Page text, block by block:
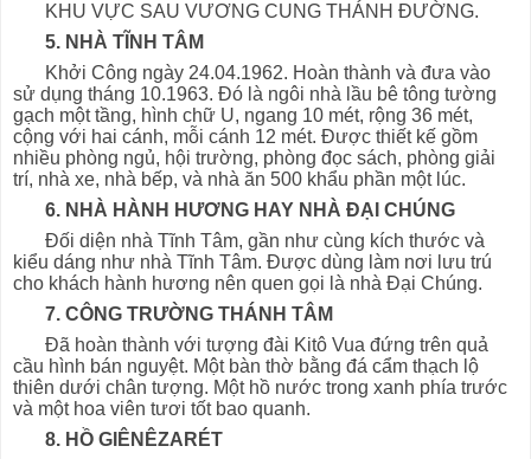
KHU VỰC SAU VƯƠNG CUNG THÁNH ĐƯỜNG.
5. NHÀ TĨNH TÂM
Khởi Công ngày 24.04.1962. Hoàn thành và đưa vào
sử dụng tháng 10.1963. Đó là ngôi nhà lầu bê tông tường
gạch một tầng, hình chữ U, ngang 10 mét, rộng 36 mét,
cộng với hai cánh, mỗi cánh 12 mét. Được thiết kế gồm
nhiều phòng ngủ, hội trường, phòng đọc sách, phòng giải
trí, nhà xe, nhà bếp, và nhà ăn 500 khẩu phần một lúc.
6. NHÀ HÀNH HƯƠNG HAY NHÀ ĐẠI CHÚNG
Đối diện nhà Tĩnh Tâm, gần như cùng kích thước và
kiểu dáng như nhà Tĩnh Tâm. Được dùng làm nơi lưu trú
cho khách hành hương nên quen gọi là nhà Đại Chúng.
7. CÔNG TRƯỜNG THÁNH TÂM
Đã hoàn thành với tượng đài Kitô Vua đứng trên quả
cầu hình bán nguyệt. Một bàn thờ bằng đá cẩm thạch lộ
thiên dưới chân tượng. Một hồ nước trong xanh phía trước
và một hoa viên tươi tốt bao quanh.
8. HỒ GIÊNÊZARÉT